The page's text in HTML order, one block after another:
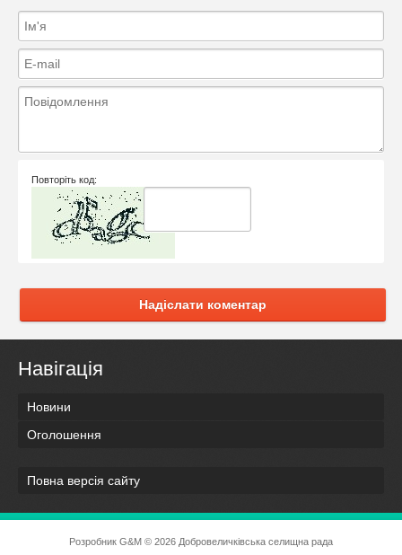
Повторіть код:
Надіслати коментар
Навігація
Новини
Оголошення
Повна версія сайту
Розробник G&M © 2026 Добровеличківська селищна рада